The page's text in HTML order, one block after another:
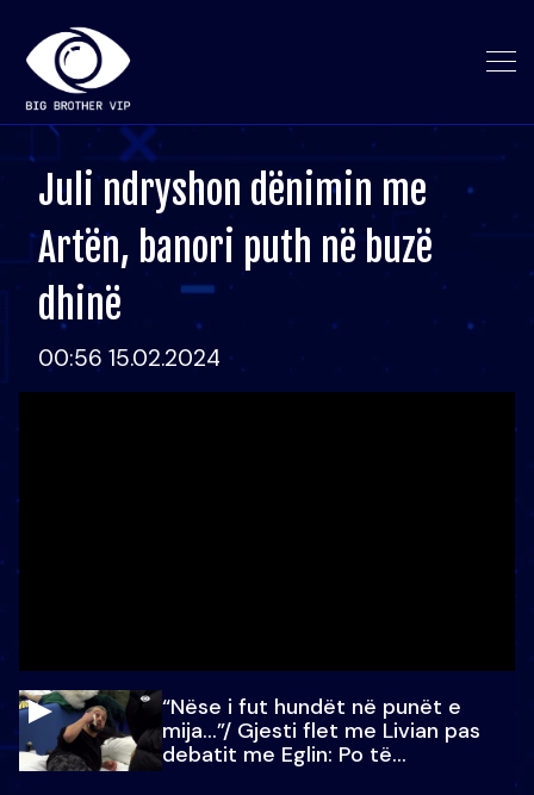
Juli ndryshon dënimin me
Artën, banori puth në buzë
dhinë
00:56 15.02.2024
“Nëse i fut hundët në punët e
mija…”/ Gjesti flet me Livian pas
debatit me Eglin: Po të